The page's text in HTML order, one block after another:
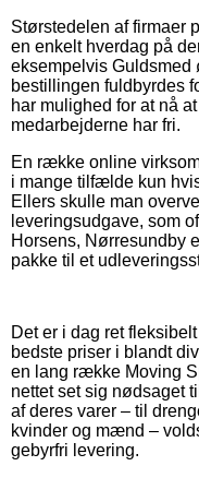
Størstedelen af firmaer
en enkelt hverdag på
eksempelvis
bestillingen fuldbyrdes
har mulighed for at nå
medarbejderne har fri.
En række online
i mange tilfælde kun
Ellers skulle man
leveringsudgave, som
Horsens, Nørresundby
pakke til et
Det er i dag ret
bedste priser i blandt
en lang række Moving
nettet set sig nødsaget
af deres varer – til
kvinder og mænd –
gebyrfri levering.